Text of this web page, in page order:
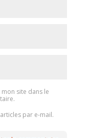
site dans le
par e-mail.